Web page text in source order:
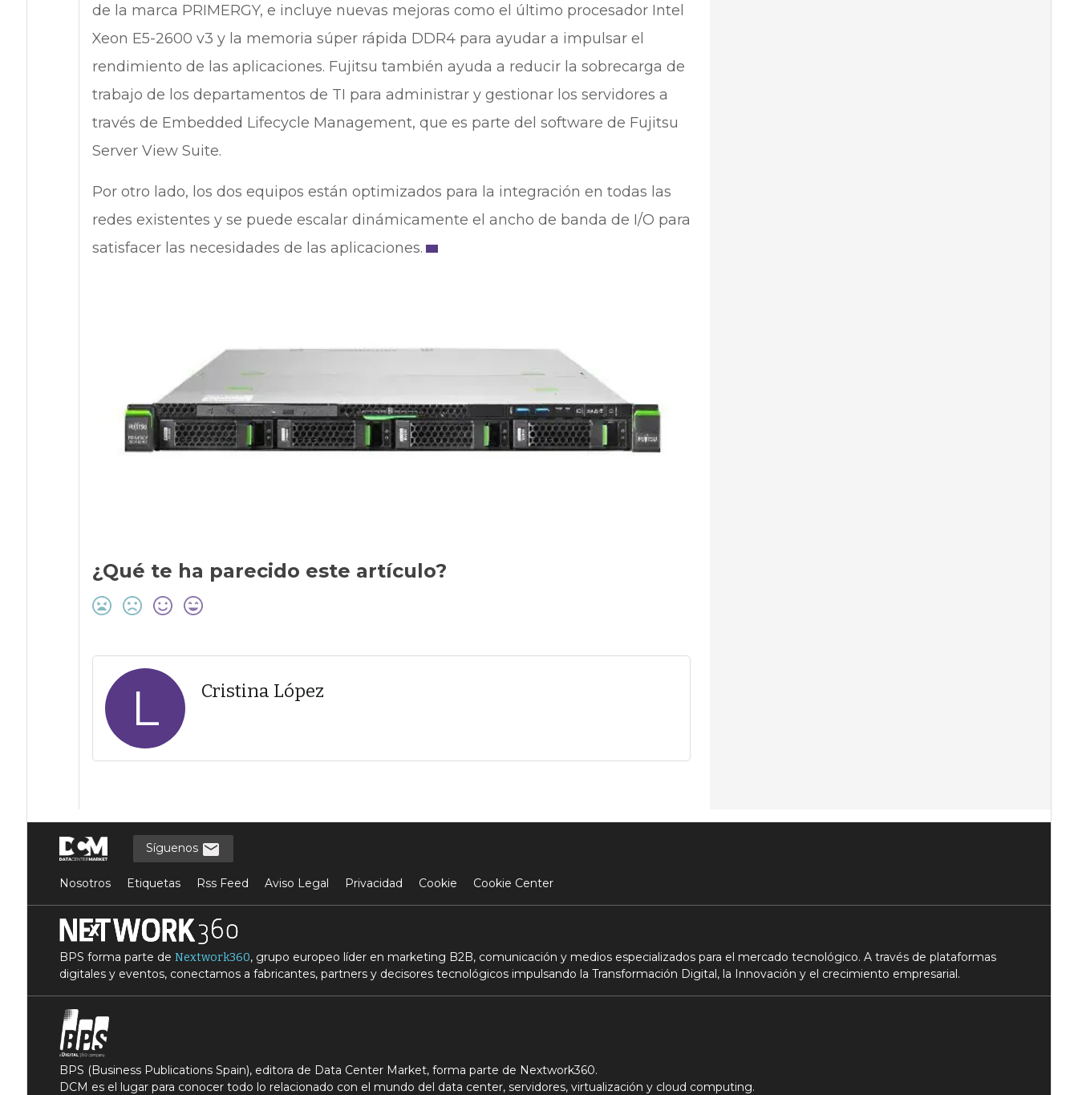
de la marca PRIMERGY, e incluye nuevas mejoras como el último procesador Intel
Xeon E5-2600 v3 y la memoria súper rápida DDR4 para ayudar a impulsar el
rendimiento de las aplicaciones. Fujitsu también ayuda a reducir la sobrecarga de
trabajo de los departamentos de TI para administrar y gestionar los servidores a
través de Embedded Lifecycle Management, que es parte del software de Fujitsu
Server View Suite.
Por otro lado, los dos equipos están optimizados para la integración en todas las
redes existentes y se puede escalar dinámicamente el ancho de banda de I/O para
satisfacer las necesidades de las aplicaciones.
¿Qué te ha parecido este artículo?
L Cristina López
Síguenos
Nosotros Etiquetas Rss Feed Aviso Legal Privacidad Cookie Cookie Center
BPS forma parte de Nextwork360, grupo europeo líder en marketing B2B, comunicación y medios especializados para el mercado tecnológico. A través de plataformas
digitales y eventos, conectamos a fabricantes, partners y decisores tecnológicos impulsando la Transformación Digital, la Innovación y el crecimiento empresarial.
BPS (Business Publications Spain), editora de Data Center Market, forma parte de Nextwork360.
DCM es el lugar para conocer todo lo relacionado con el mundo del data center, servidores, virtualización y cloud computing.